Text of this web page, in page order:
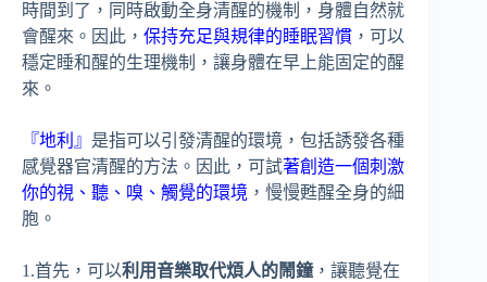
時間到了，同時啟動全身清醒的機制，身體自然就
會醒來。因此， 保持充足與規律的睡眠習慣 ，可以
穩定睡和醒的生理機制，讓身體在早上能固定的醒
來。
『地利』 是指可以引發清醒的環境，包括誘發各種
感覺器官清醒的方法。因此，可試著創造一個刺激
你的視、聽、嗅、觸覺的環境 ，慢慢甦醒全身的細
胞。
1.首先，可以利用音樂取代煩人的鬧鐘，讓聽覺在